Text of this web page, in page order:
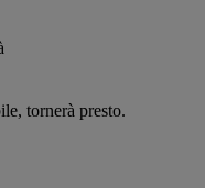
tornerà presto.